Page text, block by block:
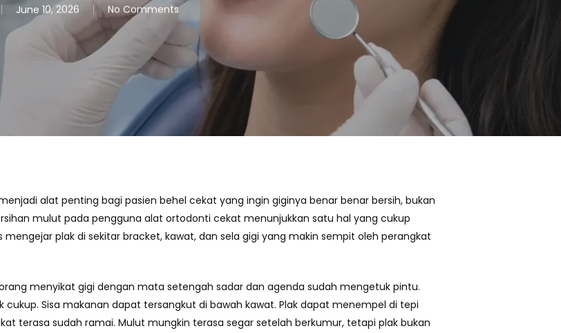
June 10, 2026 No Comments
alat penting bagi pasien behel cekat yang ingin giginya benar benar bersih, bukan
mulut pada pengguna alat ortodonti cekat menunjukkan satu hal yang cukup
plak di sekitar bracket, kawat, dan sela gigi yang makin sempit oleh perangkat
menyikat gigi dengan mata setengah sadar dan agenda sudah mengetuk pintu.
Sisa makanan dapat tersangkut di bawah kawat. Plak dapat menempel di tepi
terasa sudah ramai. Mulut mungkin terasa segar setelah berkumur, tetapi plak bukan